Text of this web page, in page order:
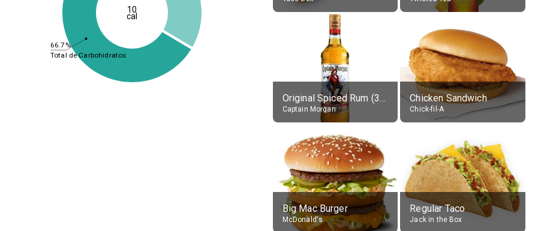
66.7%
Total de Carbohidratos
10
cal
Original Spiced Rum (35% alc.)
Captain Morgan
Chicken Sandwich
Chick-fil-A
Big Mac Burger
McDonald's
Regular Taco
Jack in the Box